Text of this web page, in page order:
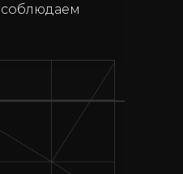
соблюдаем